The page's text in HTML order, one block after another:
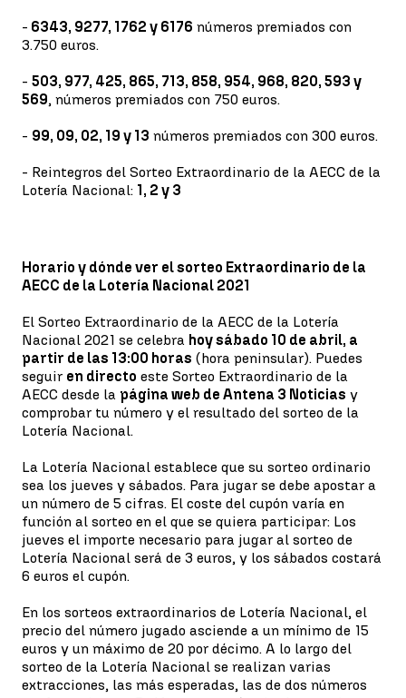
- 6343, 9277, 1762 y 6176 números premiados con
3.750 euros.
- 503, 977, 425, 865, 713, 858, 954, 968, 820, 593 y
569, números premiados con 750 euros.
- 99, 09, 02, 19 y 13 números premiados con 300 euros.
- Reintegros del Sorteo Extraordinario de la AECC de la
Lotería Nacional: 1, 2 y 3
Horario y dónde ver el sorteo Extraordinario de la
AECC de la Lotería Nacional 2021
El Sorteo Extraordinario de la AECC de la Lotería
Nacional 2021 se celebra hoy sábado 10 de abril, a
partir de las 13:00 horas (hora peninsular). Puedes
seguir en directo este Sorteo Extraordinario de la
AECC desde la página web de Antena 3 Noticias y
comprobar tu número y el resultado del sorteo de la
Lotería Nacional.
La Lotería Nacional establece que su sorteo ordinario
sea los jueves y sábados. Para jugar se debe apostar a
un número de 5 cifras. El coste del cupón varía en
función al sorteo en el que se quiera participar: Los
jueves el importe necesario para jugar al sorteo de
Lotería Nacional será de 3 euros, y los sábados costará
6 euros el cupón.
En los sorteos extraordinarios de Lotería Nacional, el
precio del número jugado asciende a un mínimo de 15
euros y un máximo de 20 por décimo. A lo largo del
sorteo de la Lotería Nacional se realizan varias
extracciones, las más esperadas, las de dos números